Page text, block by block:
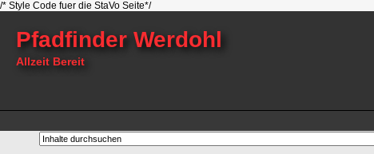
/* Style Code fuer die StaVo Seite*/
Pfadfinder Werdohl
Allzeit Bereit